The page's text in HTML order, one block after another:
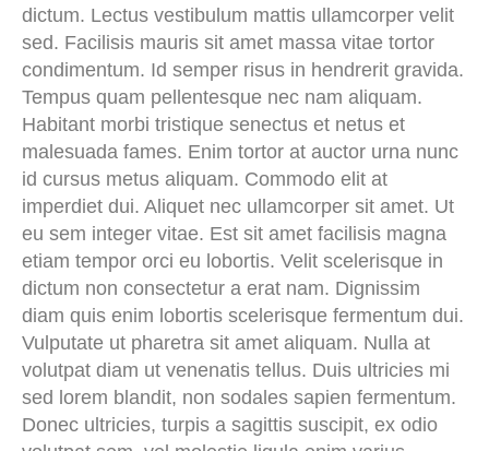
dictum. Lectus vestibulum mattis ullamcorper velit
sed. Facilisis mauris sit amet massa vitae tortor
condimentum. Id semper risus in hendrerit gravida.
Tempus quam pellentesque nec nam aliquam.
Habitant morbi tristique senectus et netus et
malesuada fames. Enim tortor at auctor urna nunc
id cursus metus aliquam. Commodo elit at
imperdiet dui. Aliquet nec ullamcorper sit amet. Ut
eu sem integer vitae. Est sit amet facilisis magna
etiam tempor orci eu lobortis. Velit scelerisque in
dictum non consectetur a erat nam. Dignissim
diam quis enim lobortis scelerisque fermentum dui.
Vulputate ut pharetra sit amet aliquam. Nulla at
volutpat diam ut venenatis tellus. Duis ultricies mi
sed lorem blandit, non sodales sapien fermentum.
Donec ultricies, turpis a sagittis suscipit, ex odio